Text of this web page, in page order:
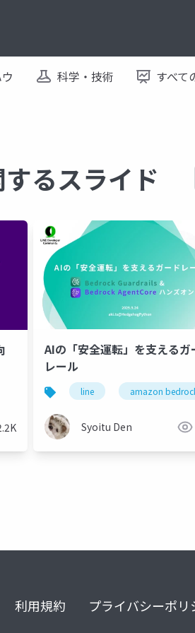
科学・技術 すべて
るスライド
AIの「安全運転」を支えるガ
レール
line amazon
Syoitu Den
利用規約 プライバシーポリ